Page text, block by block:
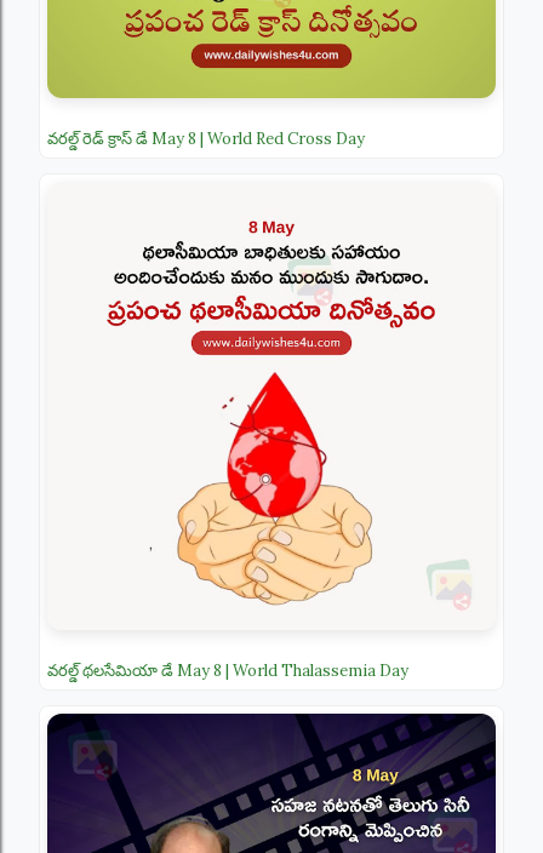
వరల్డ్ రెడ్ క్రాస్ డే May 8 | World Red Cross Day
వరల్డ్ థలసేమియా డే May 8 | World Thalassemia Day